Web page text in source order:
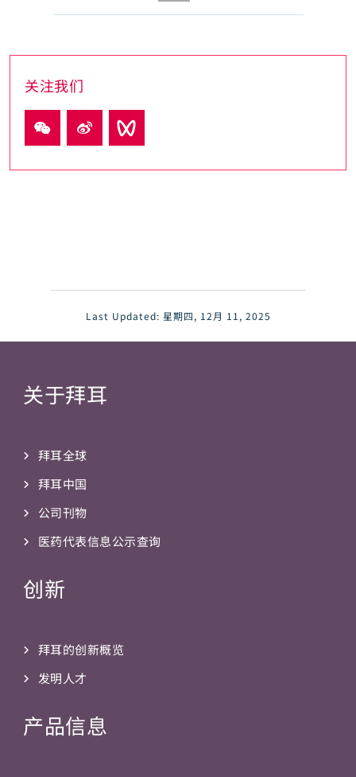
关注我们
Last Updated: 星期四, 12月 11, 2025
关于拜耳
拜耳全球
拜耳中国
公司刊物
医药代表信息公示查询
创新
拜耳的创新概览
发明人才
产品信息